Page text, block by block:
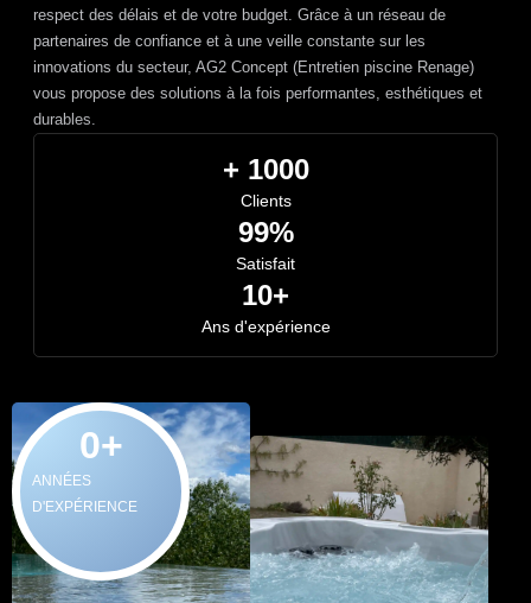
ANNÉES
D'EXPÉRIENCE
0+
respect des délais et de votre budget. Grâce à un réseau de
partenaires de confiance et à une veille constante sur les
innovations du secteur, AG2 Concept (Entretien piscine Renage)
vous propose des solutions à la fois performantes, esthétiques et
durables.
+ 1000
Clients
99%
Satisfait
10+
Ans d'expérience